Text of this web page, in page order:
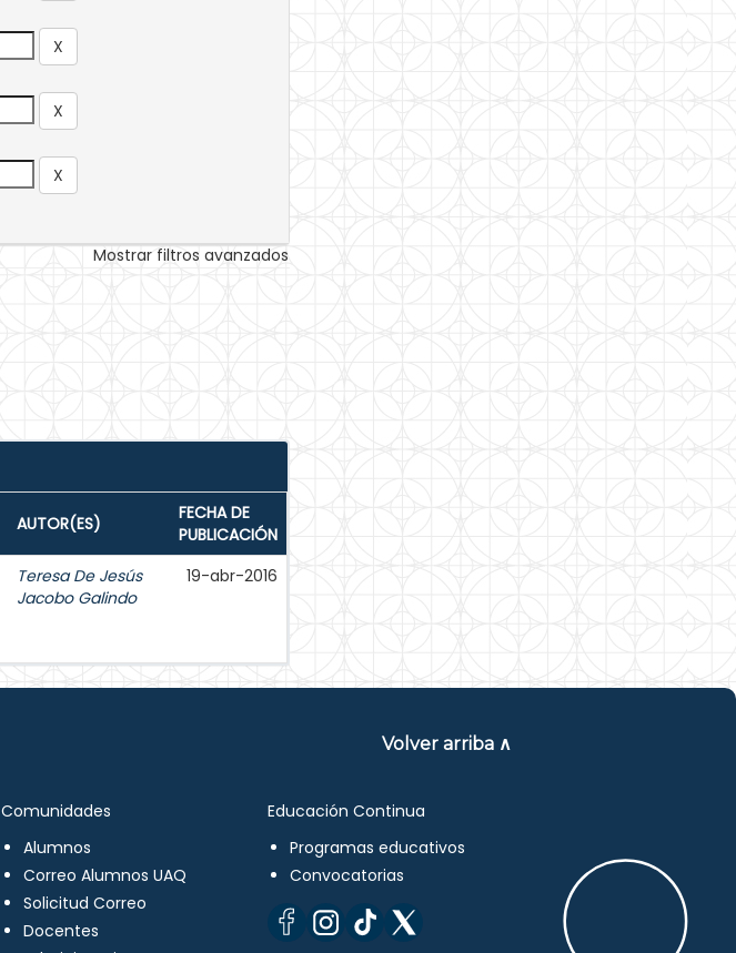
Mostrar filtros avanzados
AUTOR(ES)
FECHA DE
PUBLICACIÓN
Teresa De Jesús
Jacobo Galindo
19-abr-2016
Volver arriba ∧
Comunidades
Alumnos
Correo Alumnos UAQ
Solicitud Correo
Docentes
Educación Continua
Programas educativos
Convocatorias